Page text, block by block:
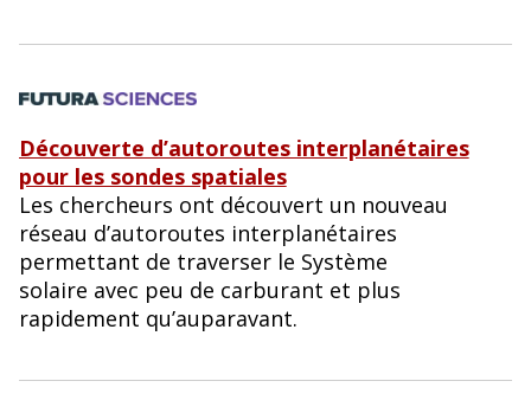
Découverte d’autoroutes interplanétaires
pour les sondes spatiales
Les chercheurs ont découvert un nouveau
réseau d’autoroutes interplanétaires
permettant de traverser le Système
solaire avec peu de carburant et plus
rapidement qu’auparavant.